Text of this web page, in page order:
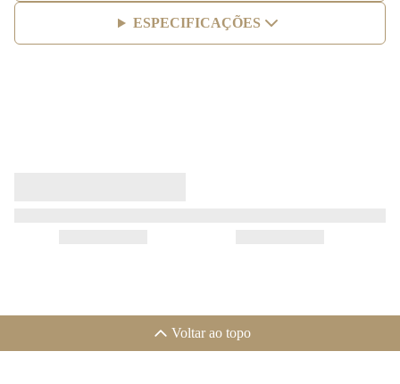
ESPECIFICAÇÕES
Voltar ao topo